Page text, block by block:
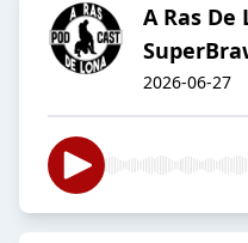
A Ras De
2026-06-27